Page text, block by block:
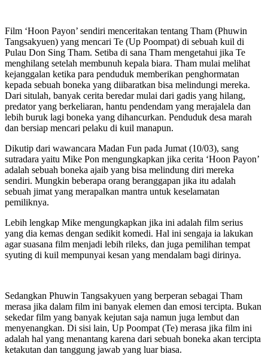
Film ‘Hoon Payon’ sendiri menceritakan tentang Tham (Phuwin
Tangsakyuen) yang mencari Te (Up Poompat) di sebuah kuil di
Pulau Don Sing Tham. Setiba di sana Tham mengetahui jika Te
menghilang setelah membunuh kepala biara. Tham mulai melihat
kejanggalan ketika para penduduk memberikan penghormatan
kepada sebuah boneka yang diibaratkan bisa melindungi mereka.
Dari situlah, banyak cerita beredar mulai dari gadis yang hilang,
predator yang berkeliaran, hantu pendendam yang merajalela dan
lebih buruk lagi boneka yang dihancurkan. Penduduk desa marah
dan bersiap mencari pelaku di kuil manapun.
Dikutip dari wawancara Madan Fun pada Jumat (10/03), sang
sutradara yaitu Mike Pon mengungkapkan jika cerita ‘Hoon Payon’
adalah sebuah boneka ajaib yang bisa melindung diri mereka
sendiri. Mungkin beberapa orang beranggapan jika itu adalah
sebuah jimat yang merapalkan mantra untuk keselamatan
pemiliknya.
Lebih lengkap Mike mengungkapkan jika ini adalah film serius
yang dia kemas dengan sedikit komedi. Hal ini sengaja ia lakukan
agar suasana film menjadi lebih rileks, dan juga pemilihan tempat
syuting di kuil mempunyai kesan yang mendalam bagi dirinya.
Sedangkan Phuwin Tangsakyuen yang berperan sebagai Tham
merasa jika dalam film ini banyak elemen dan emosi tercipta. Bukan
sekedar film yang banyak kejutan saja namun juga lembut dan
menyenangkan. Di sisi lain, Up Poompat (Te) merasa jika film ini
adalah hal yang menantang karena dari sebuah boneka akan tercipta
ketakutan dan tanggung jawab yang luar biasa.